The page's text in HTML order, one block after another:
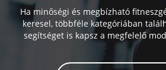
Ha minőségi és megbízható
keresel, többféle kategóriában
segítséget is kapsz a megfelelő